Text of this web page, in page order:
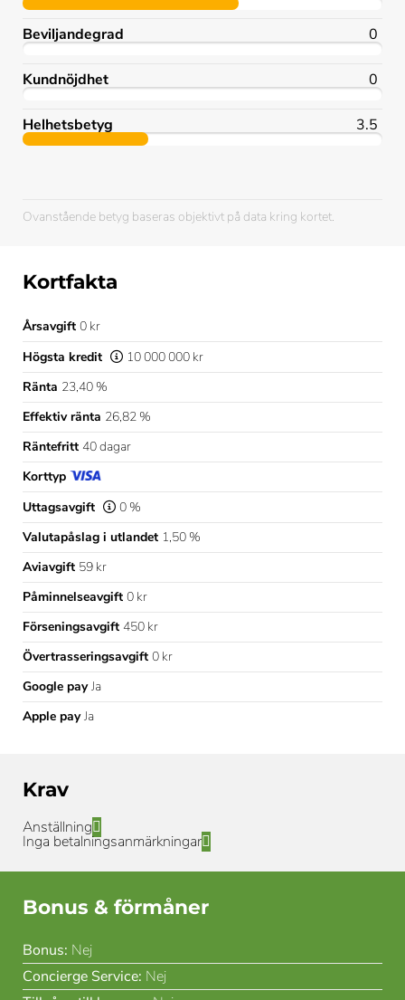
Beviljandegrad 0
Kundnöjdhet 0
Helhetsbetyg 3.5
Ovanstående betyg baseras objektivt på data kring kortet.
Kortfakta
Årsavgift 0 kr
Högsta kredit
10 000 000 kr
Ränta 23,40 %
Effektiv ränta 26,82 %
Räntefritt 40 dagar
Korttyp
Uttagsavgift
0 %
Valutapåslag i utlandet 1,50 %
Aviavgift 59 kr
Påminnelseavgift 0 kr
Förseningsavgift 450 kr
Övertrasseringsavgift 0 kr
Google payJa
Apple payJa
Krav
Anställning
Inga betalningsanmärkningar
Bonus & förmåner
Bonus: Nej
Concierge Service: Nej